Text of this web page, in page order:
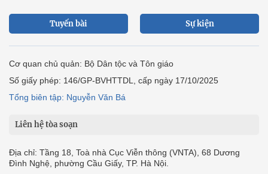
Tuyến bài Sự kiện
Cơ quan chủ quản: Bộ Dân tộc và Tôn giáo
Số giấy phép: 146/GP-BVHTTDL, cấp ngày 17/10/2025
Tổng biên tập: Nguyễn Văn Bá
Liên hệ tòa soạn
Địa chỉ: Tầng 18, Toà nhà Cục Viễn thông (VNTA), 68 Dương
Đình Nghệ, phường Cầu Giấy, TP. Hà Nội.